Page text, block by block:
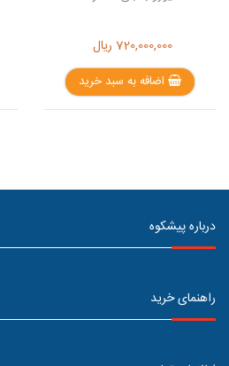
720,000,000 ریال
اضافه به سبد خرید
درباره پیشکوه
راهنمای خرید